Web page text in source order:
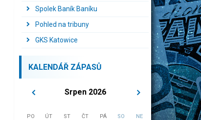
Spolek Baník Baníku
Pohled na tribuny
GKS Katowice
KALENDÁŘ ZÁPASŮ
Srpen 2026
PO ÚT ST ČT PÁ SO NE